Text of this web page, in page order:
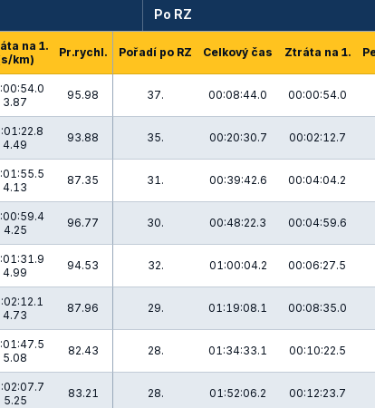
Po RZ
na 1.
km)
Pr.rychl. Pořadí po RZ Celkový čas Ztráta na 1.
3.87
95.98 37. 00:08:44.0 00:00:54.0
4.49
93.88 35. 00:20:30.7 00:02:12.7
4.13
87.35 31. 00:39:42.6 00:04:04.2
4.25
96.77 30. 00:48:22.3 00:04:59.6
4.99
94.53 32. 01:00:04.2 00:06:27.5
4.73
87.96 29. 01:19:08.1 00:08:35.0
5.08
82.43 28. 01:34:33.1 00:10:22.5
5.25
83.21 28. 01:52:06.2 00:12:23.7